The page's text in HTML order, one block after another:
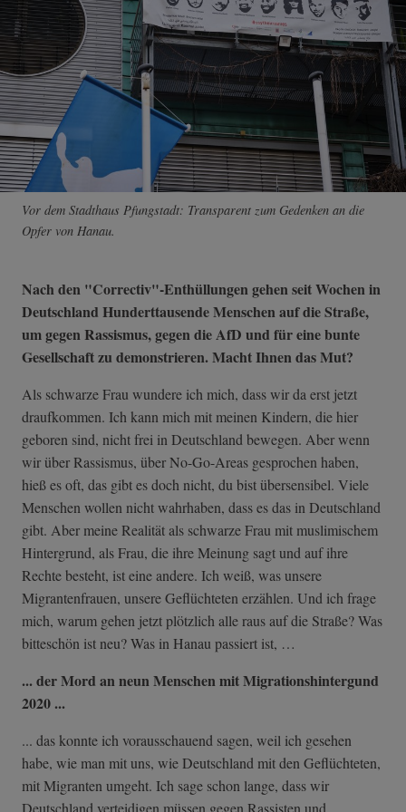
Vor dem Stadthaus Pfungstadt: Transparent zum Gedenken an die
Opfer von Hanau.
Nach den "Correctiv"-Enthüllungen gehen seit Wochen in
Deutschland Hunderttausende Menschen auf die Straße,
um gegen Rassismus, gegen die AfD und für eine bunte
Gesellschaft zu demonstrieren. Macht Ihnen das Mut?
Als schwarze Frau wundere ich mich, dass wir da erst jetzt
draufkommen. Ich kann mich mit meinen Kindern, die hier
geboren sind, nicht frei in Deutschland bewegen. Aber wenn
wir über Rassismus, über No-Go-Areas gesprochen haben,
hieß es oft, das gibt es doch nicht, du bist übersensibel. Viele
Menschen wollen nicht wahrhaben, dass es das in Deutschland
gibt. Aber meine Realität als schwarze Frau mit muslimischem
Hintergrund, als Frau, die ihre Meinung sagt und auf ihre
Rechte besteht, ist eine andere. Ich weiß, was unsere
Migrantenfrauen, unsere Geflüchteten erzählen. Und ich frage
mich, warum gehen jetzt plötzlich alle raus auf die Straße? Was
bitteschön ist neu? Was in Hanau passiert ist, …
... der Mord an neun Menschen mit Migrationshintergund
2020 ...
... das konnte ich vorausschauend sagen, weil ich gesehen
habe, wie man mit uns, wie Deutschland mit den Geflüchteten,
mit Migranten umgeht. Ich sage schon lange, dass wir